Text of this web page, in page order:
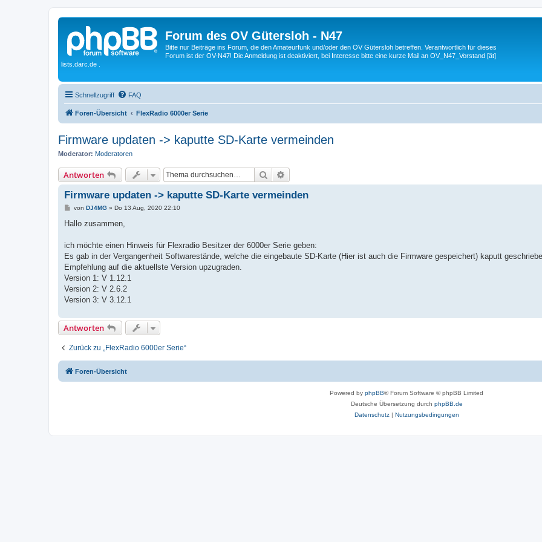
Forum des OV Gütersloh - N47
Bitte nur Beiträge ins Forum, die den Amateurfunk und/oder den OV Gütersloh betreffen. Verantwortlich für dieses
Forum ist der OV-N47! Die Anmeldung ist deaktiviert, bei Interesse bitte eine kurze Mail an OV_N47_Vorstand [ät]
lists.darc.de .
Schnellzugriff FAQ
Foren-Übersicht FlexRadio 6000er Serie
Firmware updaten -> kaputte SD-Karte vermeinden
Moderator: Moderatoren
Antworten Suche
Firmware updaten -> kaputte SD-Karte vermeinden
B
i
a
von DJ4MG» Do 13 Aug, 2020 22:10
Hallo zusammen,
ich möchte einen Hinweis für Flexradio Besitzer der 6000er Serie geben:
Es gab in der Vergangenheit Softwarestände, welche die eingebaute SD-Karte (Hier ist auch die Firmware gespeichert) kaputt
Empfehlung auf die aktuellste Version upzugraden.
Version 1: V 1.12.1
Version 2: V 2.6.2
Version 3: V 3.12.1
Antworten
Zurück zu „FlexRadio 6000er Serie“
Foren-Übersicht
Powered by phpBB® Forum Software © phpBB Limited
Deutsche Übersetzung durch phpBB.de
Datenschutz| Nutzungsbedingungen